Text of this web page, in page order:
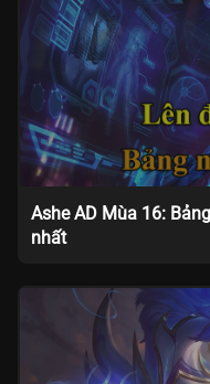
Ashe AD Mùa 16:
nhất